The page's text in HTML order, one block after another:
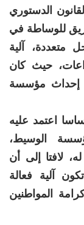
الدستوري
للوساطة في
متعددة، آلية
حيث كان
إحداث مؤسسة
اعتمد عليه
الوسيط،
له، لافتا إلى أن
آلية فعالة
المواطنين